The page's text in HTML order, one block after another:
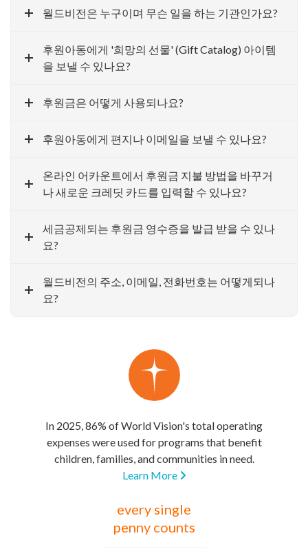
월드비전은 누구이며 무슨 일을 하는 기관인가요?
후원아동에게 '희망의 선물' (Gift Catalog) 아이템
을 보낼 수 있나요?
후원금은 어떻게 사용되나요?
후원아동에게 편지나 이메일을 보낼 수 있나요?
온라인 어카운트에서 후원금 지불 방법을 바꾸거
나 새로운 크레딧 카드를 입력할 수 있나요?
세금공제되는 후원금 영수증을 발급 받을 수 있나
요?
월드비전의 주소, 이메일, 전화번호는 어떻게되나
요?
In 2025, 86% of World Vision's total operating
expenses were used for programs that benefit
children, families, and communities in need.
Learn More
every single
penny counts